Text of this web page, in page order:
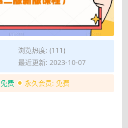
浏览热度: (111)
最近更新: 2023-10-07
免费 永久会员: 免费